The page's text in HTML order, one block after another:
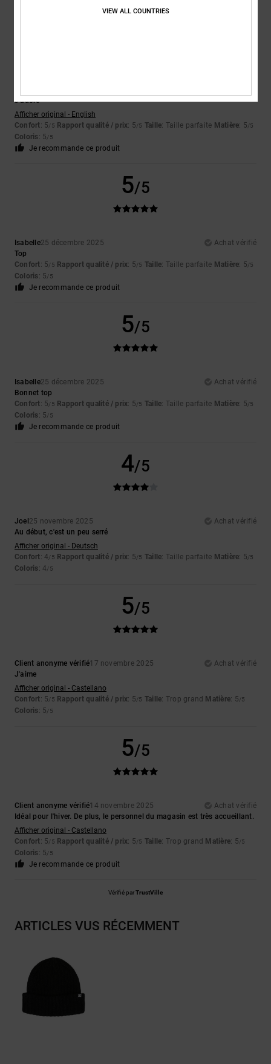
J'adore
Afficher original - English
Confort: 5/5 Rapport qualité / prix: 5/5 Taille: Taille parfaite Matière: 5/5
Coloris: 5/5
Je recommande ce produit
5/5
Isabelle25 décembre 2025
Achat vérifié
Top
Confort: 5/5 Rapport qualité / prix: 5/5 Taille: Taille parfaite Matière: 5/5
Coloris: 5/5
Je recommande ce produit
5/5
Isabelle25 décembre 2025
Achat vérifié
Bonnet top
Confort: 5/5 Rapport qualité / prix: 5/5 Taille: Taille parfaite Matière: 5/5
Coloris: 5/5
Je recommande ce produit
4/5
Joel 25 novembre 2025
Achat vérifié
Au début, c'est un peu serré
Afficher original - Deutsch
Confort: 4/5 Rapport qualité / prix: 5/5 Taille: Taille parfaite Matière: 5/5
Coloris: 4/5
5/5
Client anonyme vérifié17 novembre 2025
Achat vérifié
J'aime
Afficher original - Castellano
Confort: 5/5 Rapport qualité / prix: 5/5 Taille: Trop grand Matière: 5/5
Coloris: 5/5
5/5
Client anonyme vérifié14 novembre 2025
Achat vérifié
Idéal pour l'hiver. De plus, le personnel du magasin est très accueillant.
Afficher original - Castellano
Confort: 5/5 Rapport qualité / prix: 5/5 Taille: Trop grand Matière: 5/5
Coloris: 5/5
Je recommande ce produit
Vérifié parTrustVille
ARTICLES VUS RÉCEMMENT
VIEW ALL COUNTRIES